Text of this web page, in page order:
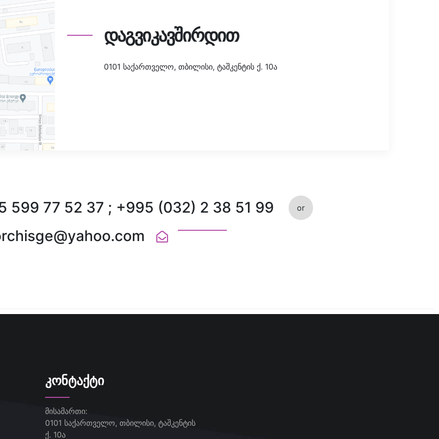
დაგვიკავშირდით
0101 საქართველო, თბილისი, ტაშკენტის ქ. 10ა
599 77 52 37 ; +995 (032) 2 38 51 99 or
ᲙᲝᲜᲢᲐᲥᲢᲘ
მისამართი:
0101 საქართველო, თბილისი, ტაშკენტის
ქ. 10ა